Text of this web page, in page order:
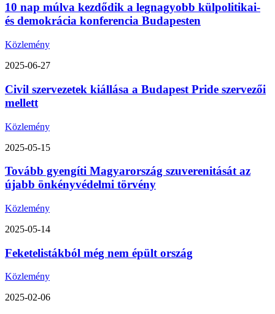
10 nap múlva kezdődik a legnagyobb külpolitikai-
és demokrácia konferencia Budapesten
Közlemény
2025-06-27
Civil szervezetek kiállása a Budapest Pride szervezői
mellett
Közlemény
2025-05-15
Tovább gyengíti Magyarország szuverenitását az
újabb önkényvédelmi törvény
Közlemény
2025-05-14
Feketelistákból még nem épült ország
Közlemény
2025-02-06